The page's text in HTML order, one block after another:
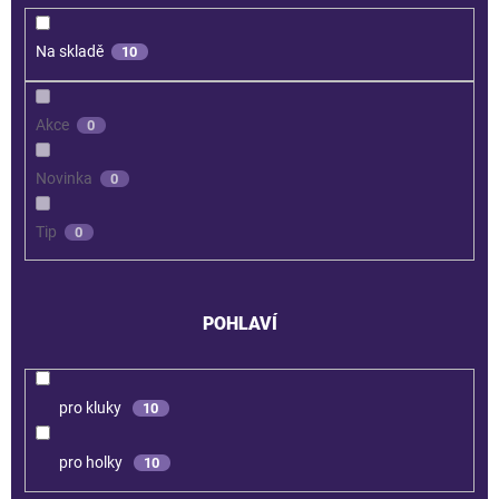
Na skladě 10
Akce 0
Novinka 0
Tip 0
POHLAVÍ
pro kluky 10
pro holky 10